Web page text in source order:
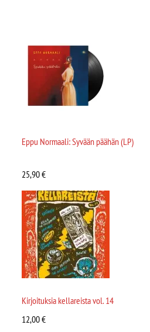
Eppu Normaali: Syvään päähän (LP)
25,90€
Kirjoituksia kellareista vol. 14
12,00€